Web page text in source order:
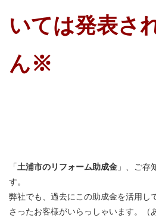
いては発表さ
ん※
「土浦市のリフォーム助成金 」、ご存
す。
弊社でも、過去にこの助成金を活用し
さったお客様がいらっしゃいます。（